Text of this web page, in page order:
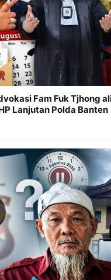
Fam Fuk Tjhong
Lanjutan Polda Banten